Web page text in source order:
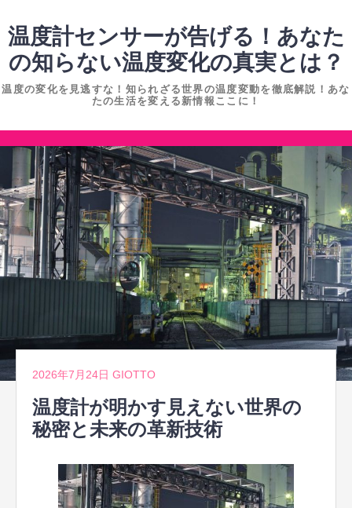
ン
ン
ツ
プ
温度計センサーが告げる！あなた
の知らない温度変化の真実とは？
温度の変化を見逃すな！知られざる世界の温度変動を徹底解説！あな
たの生活を変える新情報ここに！
コ
テ
ン
ツ
へ
ス
プ
2026年7月24日 GIOTTO
温度計が明かす見えない世界の
秘密と未来の革新技術